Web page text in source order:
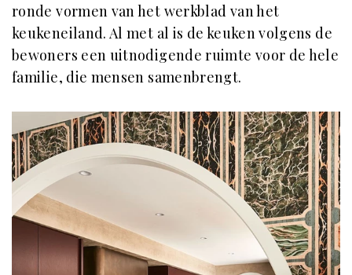
ronde vormen van het werkblad van het
keukeneiland. Al met al is de keuken volgens de
bewoners een uitnodigende ruimte voor de hele
familie, die mensen samenbrengt.